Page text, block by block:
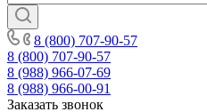
8 (800) 707-90-57
8 (800) 707-90-57
8 (988) 966-07-69
8 (988) 966-00-91
Заказать звонок